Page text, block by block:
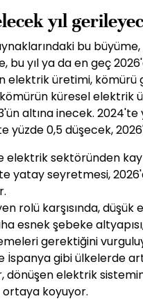
yıl
bu büyüme,
bu yıl ya da en geç
elektrik üretimi, kömürü
küresel elektrik
altına inecek. 2024'te
yüzde 0,5 düşecek,
elektrik sektöründen
yatay seyretmesi,
rolü karşısında,
esnek şebeke
gerektiğini
İspanya gibi ülkelerde
dönüşen elektrik
koyuyor.